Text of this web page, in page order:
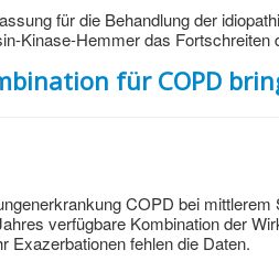
für die Behandlung der
Kinase-Hemmer das
für COPD
COPD bei
verfügbare Kombination der
Exazerbationen fehlen die Daten.